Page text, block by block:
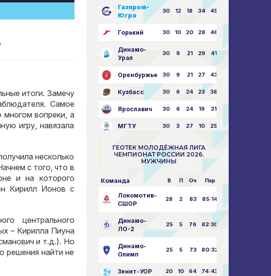
итоги. Замечу
Самое
вопреки, а
игру, навязала
несколько
с того, что в
и на которого
Кирилл Ионов с
центрального
– Кирилла Пиуна
и т.д.). Но
решения найти не
Газпром-
Югра
30 12 18 34 45:63
Горький 30 10 20 28 46:73
Динамо-
Урал
30 9 21 29 41:70
Оренбуржье 30 9 21 27 43:73
Кузбасс 30 6 24 23 38:76
Ярославич 30 6 24 19 31:80
МГТУ 30 3 27 10 25:87
ГЕОТЕК МОЛОДЁЖНАЯ ЛИГА
ЧЕМПИОНАТ РОССИИ 2026.
МУЖЧИНЫ
Команда В П Оч Пар
Локомотив-
СШОР
28 2 83 85:14
Динамо-
ЛО-2
25 5 76 82:30
Динамо-
Олимп
25 5 73 80:32
Зенит-УОР 20 10 64 74:43